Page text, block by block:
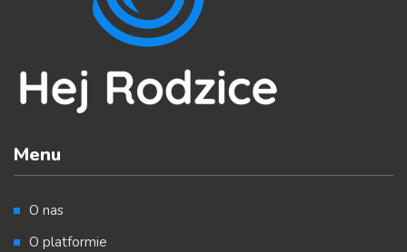
Menu
O nas
O platformie